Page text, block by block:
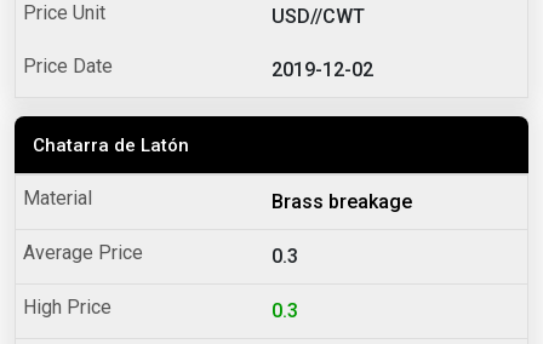
USD//CWT
2019-12-02
Chatarra de Latón
Brass breakage
0.3
0.3